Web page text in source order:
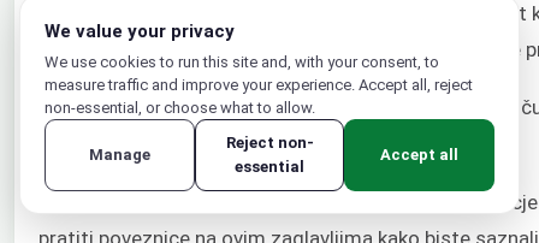
promet
performanse vašeg poslužitelja. Više o tome možete
U ovom bloku također smo specificirali da Nginx
nginx-conf/options-ssl-nginx.conf direktorij.
Dodatna sigurnosna zaglavlja služe za poboljšanje
pratiti poveznice na ovim zaglavljima kako biste
We value your privacy
We use cookies to run this site and, with your consent, to
measure traffic and improve your experience. Accept all, reject
non-essential, or choose what to allow.
Manage
Reject non-
essential
Accept all